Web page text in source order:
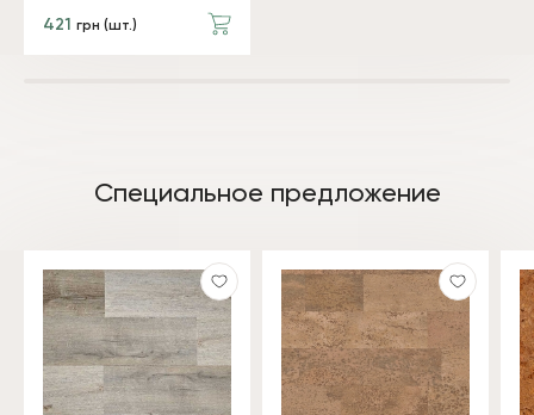
421 грн (шт.)
Специальное предложение